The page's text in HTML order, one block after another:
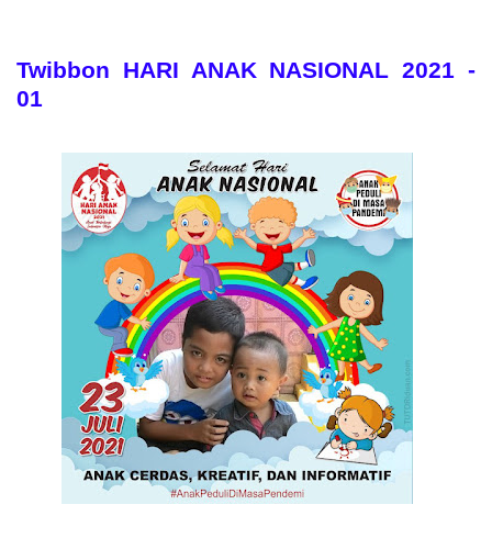
Twibbon HARI ANAK NASIONAL 2021 -
01